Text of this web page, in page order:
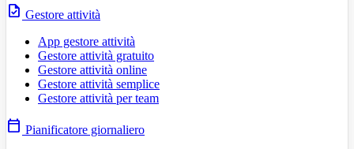
task Gestore attività
App gestore attività
Gestore attività gratuito
Gestore attività online
Gestore attività semplice
Gestore attività per team
calendar_today Pianificatore giornaliero